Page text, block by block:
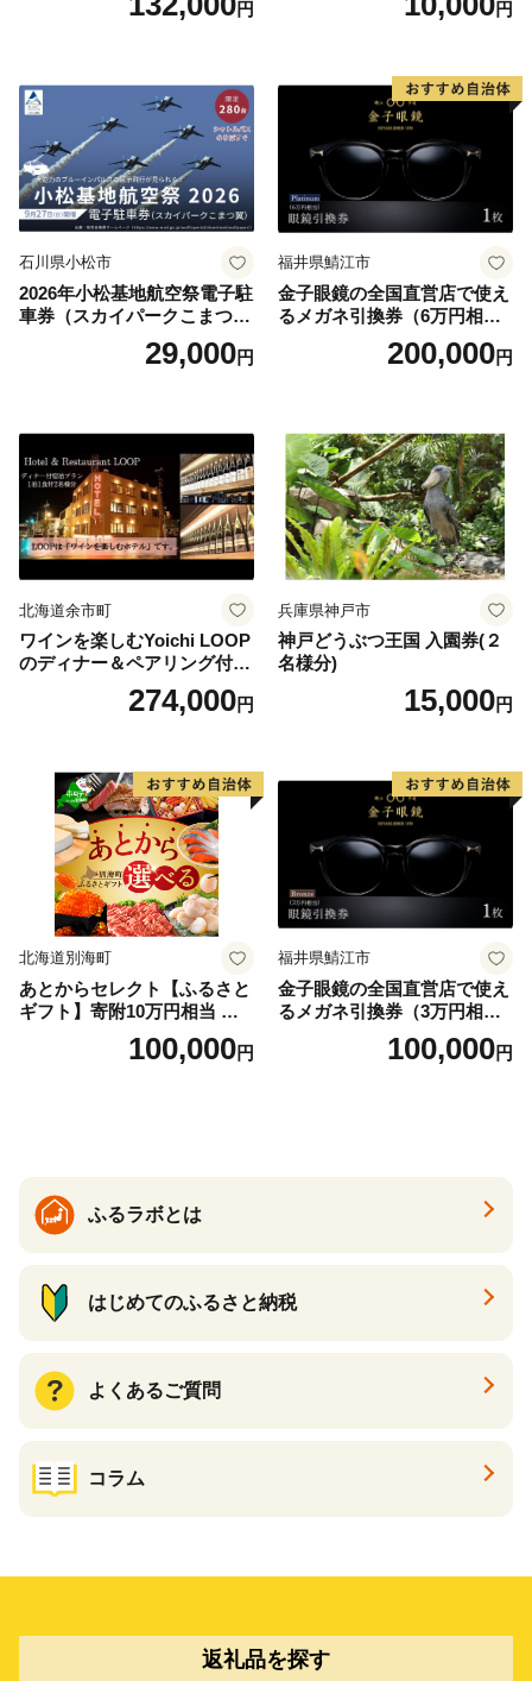
円
円分）【トラベル 観光 旅行円
石川県小松市
2026年小松基地航空祭電子駐
車券（スカイパークこまつ
翼） 駐車場 シャトルバスの
りばすぐ 石川県 小松市
29,000円
福井県鯖江市
金子眼鏡の全国直営店で使え
るメガネ引換券（6万円相
当） Platinum200,000円
北海道余市町
ワインを楽しむYoichi LOOP
のディナー＆ペアリング付宿
泊プラン＜デラックスツイン
274,000円
兵庫県神戸市
神戸どうぶつ王国 入園券(２
名様分)
15,000円
北海道別海町
あとからセレクト【ふるさと
ギフト】寄附10万円相当 あ
とから選べる！ ギフト いく
ら ほたて 海鮮 牛肉 別海町
ギフト ふるさと納税 ）
100,000円
福井県鯖江市
金子眼鏡の全国直営店で使え
るメガネ引換券（3万円相
100,000円
ふるラボとは
はじめてのふるさと納税
よくあるご質問
コラム
返礼品を探す